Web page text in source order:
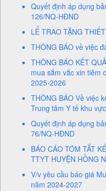
Quyết định áp dụng
126/NQ-HĐND
LỂ TRAO TẶNG
THÔNG BÁO về việc
THÔNG BÁO KẾT
mua sắm vắc xin tiêm
2025-2026
THÔNG BÁO Về việc
Trung tâm Y tế khu
Quyết định áp dụng
76/NQ-HĐND
BÁO CÁO TÓM TẮT
TTYT HUYỆN HỒNG
V/v yêu cầu báo giá
năm 2024-2027